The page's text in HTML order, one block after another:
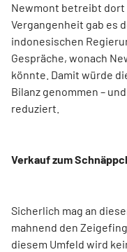
Newmont betreibt dort
Vergangenheit gab es
indonesischen
Gespräche, wonach
könnte. Damit würde
Bilanz genommen –
reduziert.
Verkauf zum
Sicherlich mag an
mahnend den
diesem Umfeld wird